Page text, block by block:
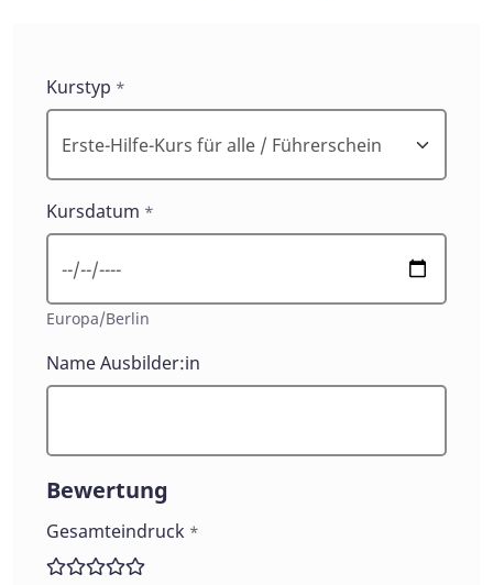
Wir
freuen
uns
Ihr
Feedback
Kurstyp *
Kursdatum *
Europa/Berlin
Name Ausbilder:in
Bewertung
Gesamteindruck *